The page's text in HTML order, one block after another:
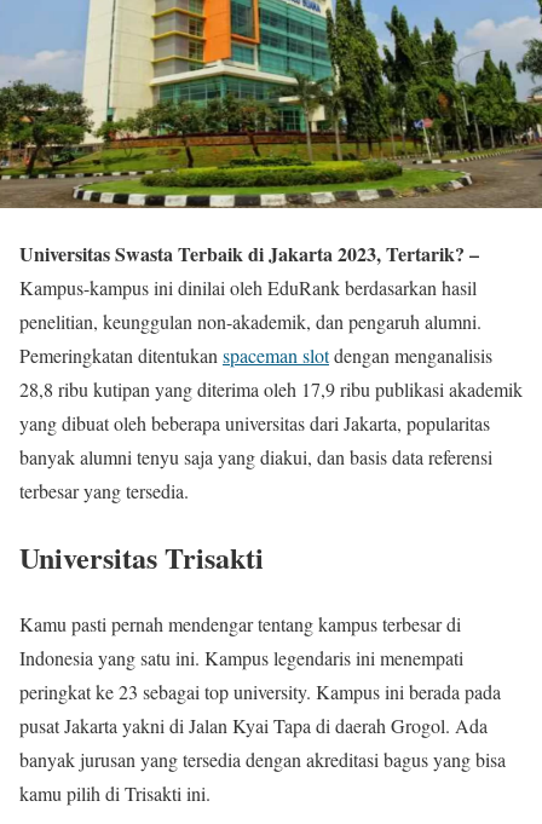
Universitas Swasta Terbaik di Jakarta 2023, Tertarik? –
Kampus-kampus ini dinilai oleh EduRank berdasarkan hasil
penelitian, keunggulan non-akademik, dan pengaruh alumni.
Pemeringkatan ditentukan spaceman slotdengan menganalisis
28,8 ribu kutipan yang diterima oleh 17,9 ribu publikasi akademik
yang dibuat oleh beberapa universitas dari Jakarta, popularitas
banyak alumni tenyu saja yang diakui, dan basis data referensi
terbesar yang tersedia.
Universitas Trisakti
Kamu pasti pernah mendengar tentang kampus terbesar di
Indonesia yang satu ini. Kampus legendaris ini menempati
peringkat ke 23 sebagai top university. Kampus ini berada pada
pusat Jakarta yakni di Jalan Kyai Tapa di daerah Grogol. Ada
banyak jurusan yang tersedia dengan akreditasi bagus yang bisa
kamu pilih di Trisakti ini.